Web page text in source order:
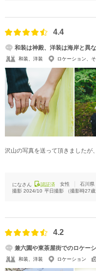
4.4
和装は神殿、洋装は海岸と異
和装、洋装 ロケーション、
沢山の写真を送って頂きましたが
になさん 認証済 女性
石川県
撮影 2024/10 平日撮影 （撮影時27歳
4.2
兼六園や東茶屋街でのロケー
和装、洋装 ロケーション